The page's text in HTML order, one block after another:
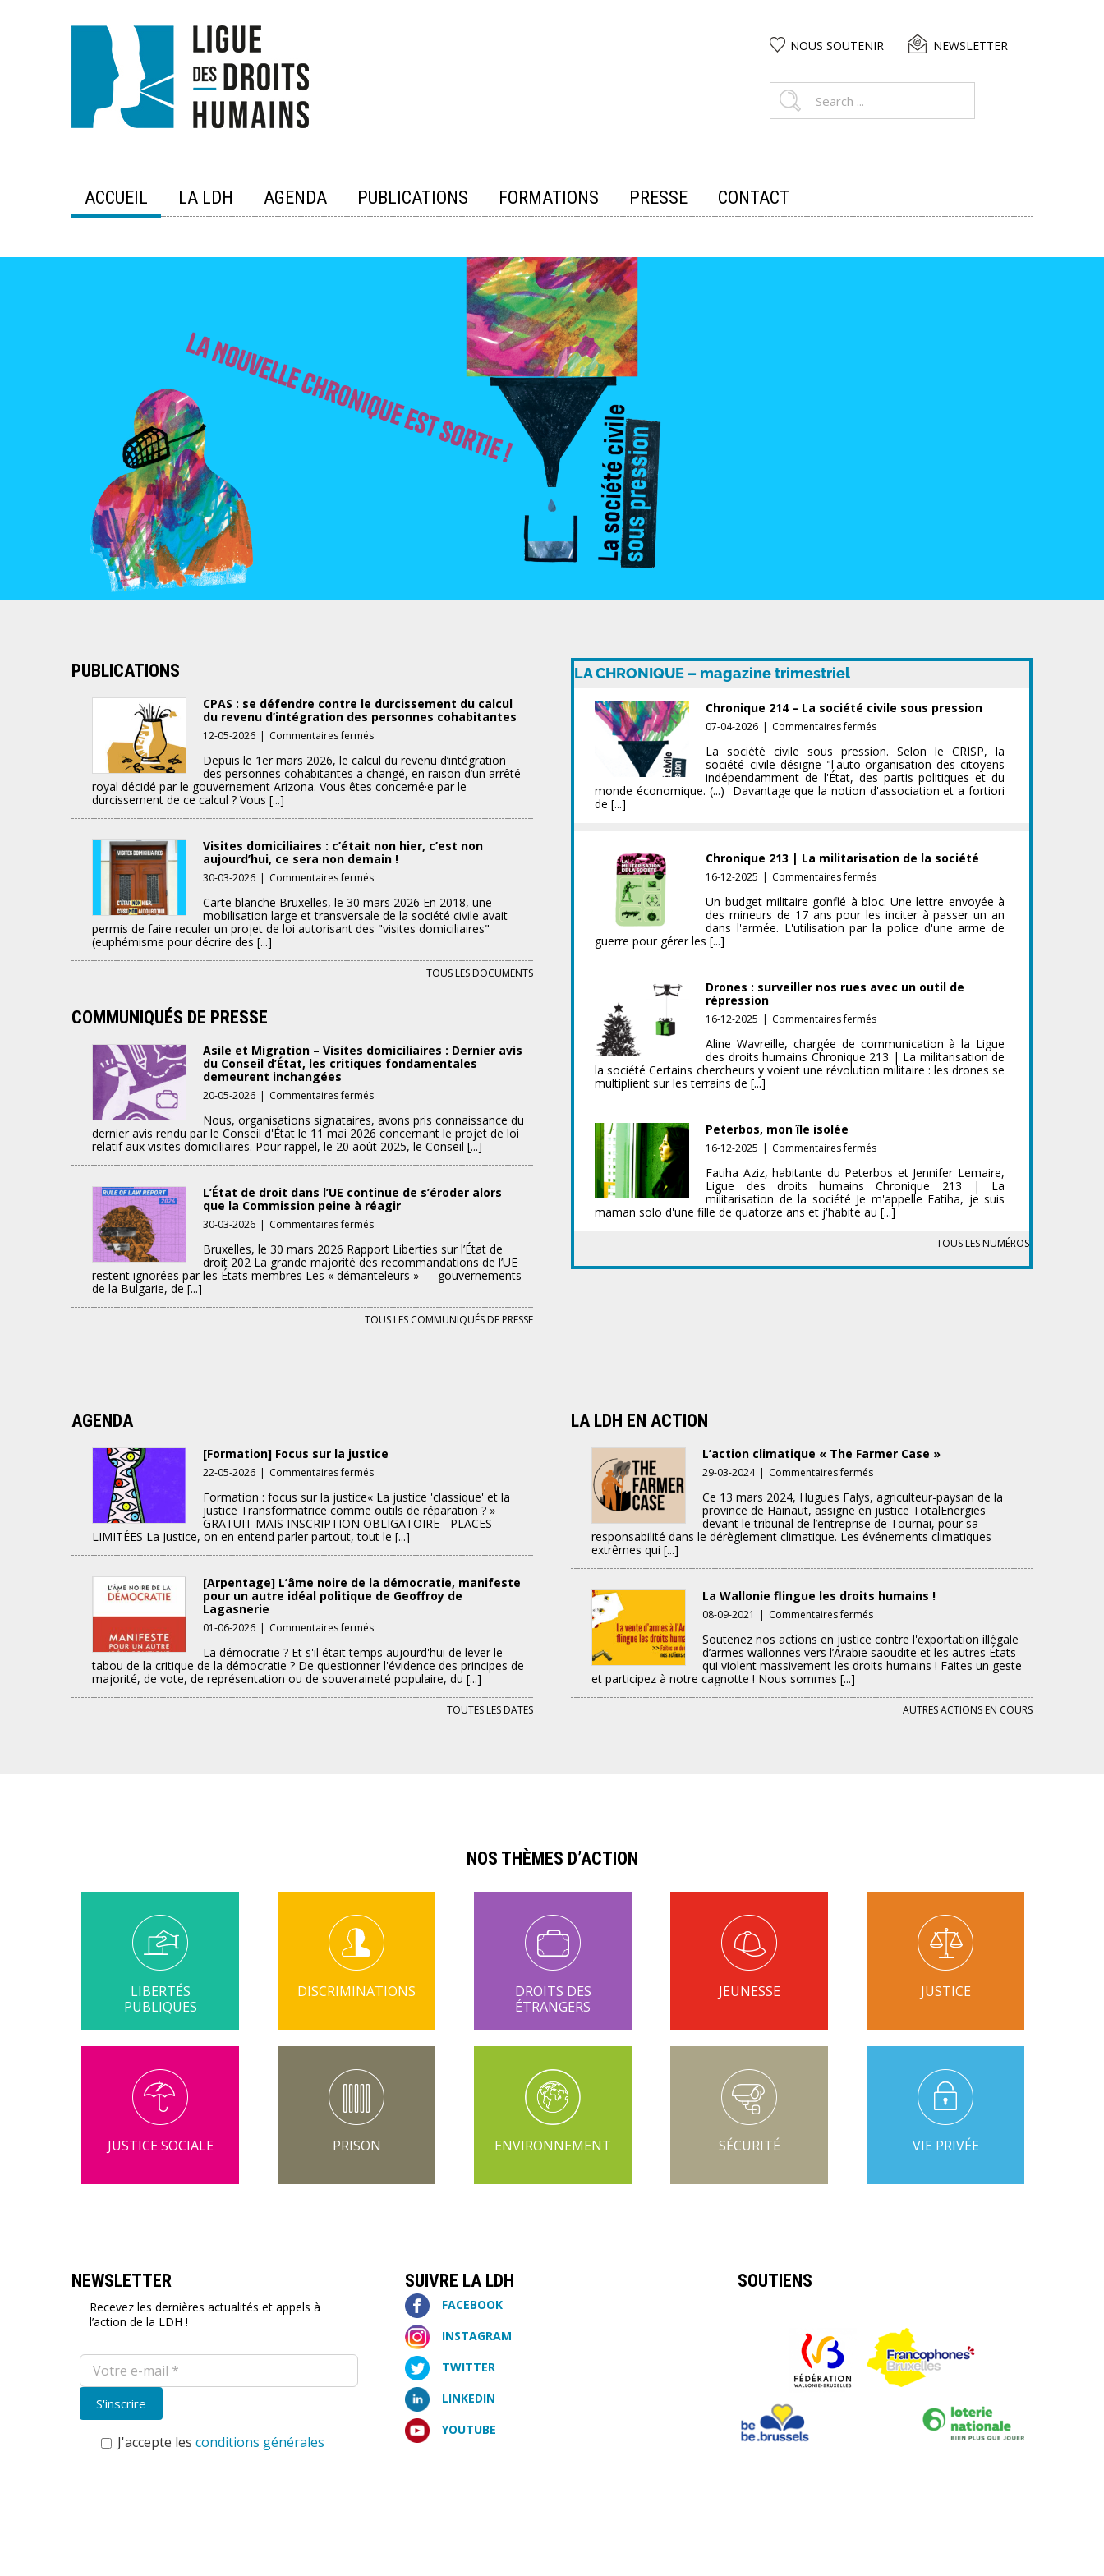
NOUS SOUTENIR NEWSLETTER
ACCUEIL LA LDH AGENDA PUBLICATIONS FORMATIONS PRESSE CONTACT
PUBLICATIONS
CPAS : se défendre contre le durcissement du calcul
du revenu d’intégration des personnes cohabitantes
12-05-2026 | Commentaires ferméssur
:
se
défendre
le
durcissement
du
calcul
du
revenu
d’intégration
des
Depuis le 1er mars 2026, le calcul du revenu d’intégration
des personnes cohabitantes a changé, en raison d’un arrêté
royal décidé par le gouvernement Arizona. Vous êtes concerné·e par le
durcissement de ce calcul ? Vous [...]
Visites domiciliaires : c’était non hier, c’est non
aujourd’hui, ce sera non demain !
30-03-2026 | Commentaires ferméssur
domiciliaires
:
c’était
hier,
non
demain
Carte blanche Bruxelles, le 30 mars 2026 En 2018, une
mobilisation large et transversale de la société civile avait
permis de faire reculer un projet de loi autorisant des "visites domiciliaires"
(euphémisme pour décrire des [...]
TOUS LES DOCUMENTS
COMMUNIQUÉS DE PRESSE
Asile et Migration – Visites domiciliaires : Dernier avis
du Conseil d’État, les critiques fondamentales
demeurent inchangées
20-05-2026 | Commentaires ferméssur
et
Migration
–
Visites
:
Dernier
avis
Conseil
d’État,
fondamentales
Nous, organisations signataires, avons pris connaissance du
dernier avis rendu par le Conseil d'État le 11 mai 2026 concernant le projet de loi
relatif aux visites domiciliaires. Pour rappel, le 20 août 2025, le Conseil [...]
L’État de droit dans l’UE continue de s’éroder alors
que la Commission peine à réagir
30-03-2026 | Commentaires ferméssur
de
droit
dans
continue
de
Bruxelles, le 30 mars 2026 Rapport Liberties sur l’État de
droit 202 La grande majorité des recommandations de l’UE
restent ignorées par les États membres Les « démanteleurs » — gouvernements
de la Bulgarie, de [...]
TOUS LES COMMUNIQUÉS DE PRESSE
LA CHRONIQUE – magazine trimestriel
Chronique 214 – La société civile sous pression
07-04-2026 | Commentaires ferméssur
214
–
La
société
La société civile sous pression. Selon le CRISP, la
société civile désigne "l'auto-organisation des citoyens
indépendamment de l'État, des partis politiques et du
monde économique. (...) Davantage que la notion d'association et a fortiori
de [...]
Chronique 213 | La militarisation de la société
16-12-2025 | Commentaires ferméssur
213
|
La
société
Un budget militaire gonflé à bloc. Une lettre envoyée à
des mineurs de 17 ans pour les inciter à passer un an
dans l'armée. L'utilisation par la police d'une arme de
guerre pour gérer les [...]
Drones : surveiller nos rues avec un outil de
répression
16-12-2025 | Commentaires ferméssur
surveiller
nos
rues
répression
Aline Wavreille, chargée de communication à la Ligue
des droits humains Chronique 213 | La militarisation de
la société Certains chercheurs y voient une révolution militaire : les drones se
multiplient sur les terrains de [...]
Peterbos, mon île isolée
16-12-2025 | Commentaires ferméssur
mon
île
isolée
Fatiha Aziz, habitante du Peterbos et Jennifer Lemaire,
Ligue des droits humains Chronique 213 | La
militarisation de la société Je m'appelle Fatiha, je suis
maman solo d'une fille de quatorze ans et j'habite au [...]
TOUS LES NUMÉROS
AGENDA
[Formation] Focus sur la justice
22-05-2026 | Commentaires ferméssur
Focus
sur
la
justice
Formation : focus sur la justice« La justice 'classique' et la
justice Transformatrice comme outils de réparation ? »
GRATUIT MAIS INSCRIPTION OBLIGATOIRE - PLACES
LIMITÉES La Justice, on en entend parler partout, tout le [...]
[Arpentage] L’âme noire de la démocratie, manifeste
pour un autre idéal politique de Geoffroy de
Lagasnerie
01-06-2026 | Commentaires ferméssur
L’âme
noire
de
la
La démocratie ? Et s'il était temps aujourd'hui de lever le
tabou de la critique de la démocratie ? De questionner l'évidence des principes de
majorité, de vote, de représentation ou de souveraineté populaire, du [...]
TOUTES LES DATES
LA LDH EN ACTION
L’action climatique « The Farmer Case »
29-03-2024 | Commentaires ferméssur
climatique
« The
Farmer
Case »
Ce 13 mars 2024, Hugues Falys, agriculteur-paysan de la
province de Hainaut, assigne en justice TotalEnergies
devant le tribunal de l’entreprise de Tournai, pour sa
responsabilité dans le dérèglement climatique. Les événements climatiques
extrêmes qui [...]
La Wallonie flingue les droits humains !
08-09-2021 | Commentaires ferméssur
Wallonie
flingue
les
humains
Soutenez nos actions en justice contre l'exportation illégale
d’armes wallonnes vers l’Arabie saoudite et les autres États
qui violent massivement les droits humains ! Faites un geste
et participez à notre cagnotte ! Nous sommes [...]
AUTRES ACTIONS EN COURS
NOS THÈMES D’ACTION
LIBERTÉS
PUBLIQUES
DISCRIMINATIONS
DROITS DES
ÉTRANGERS
JEUNESSE JUSTICE
JUSTICE SOCIALE PRISON ENVIRONNEMENT SÉCURITÉ VIE PRIVÉE
NEWSLETTER
Recevez les dernières actualités et appels à
l’action de la LDH !
J'accepte les conditions générales
SUIVRE LA LDH
FACEBOOK
INSTAGRAM
TWITTER
LINKEDIN
YOUTUBE
SOUTIENS